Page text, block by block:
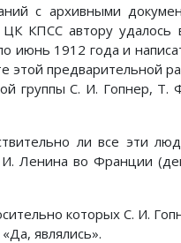
с архивными
КПСС автору удалось
июнь 1912 года и
этой предварительной
группы С. И. Гопнер,
ли все эти
И. Ленина во Франции
которых С. И.
являлись».